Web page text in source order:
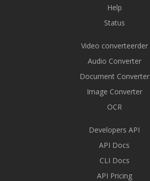
Help
Status
Video converteerder
Audio Converter
Document Converter
Image Converter
OCR
Developers API
API Docs
CLI Docs
API Pricing